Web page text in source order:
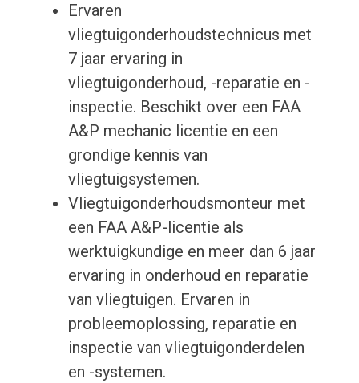
Ervaren
vliegtuigonderhoudstechnicus met
7 jaar ervaring in
vliegtuigonderhoud, -reparatie en -
inspectie. Beschikt over een FAA
A&P mechanic licentie en een
grondige kennis van
vliegtuigsystemen.
Vliegtuigonderhoudsmonteur met
een FAA A&P-licentie als
werktuigkundige en meer dan 6 jaar
ervaring in onderhoud en reparatie
van vliegtuigen. Ervaren in
probleemoplossing, reparatie en
inspectie van vliegtuigonderdelen
en -systemen.